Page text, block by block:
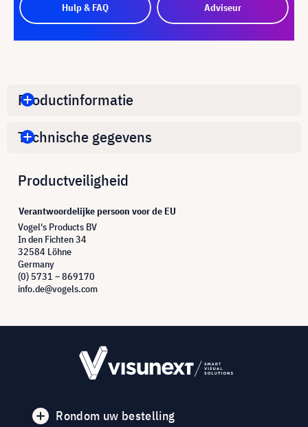
Hulp & FAQ Adviseur
Productinformatie
Technische gegevens
Productveiligheid
Verantwoordelijke persoon voor de EU
Vogel's Products BV
In den Fichten 34
32584 Löhne
Germany
(0) 5731 – 869170
info.de@vogels.com
Rondom uw bestelling